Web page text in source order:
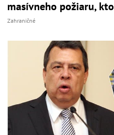
masívneho požiaru,
Zahraničné